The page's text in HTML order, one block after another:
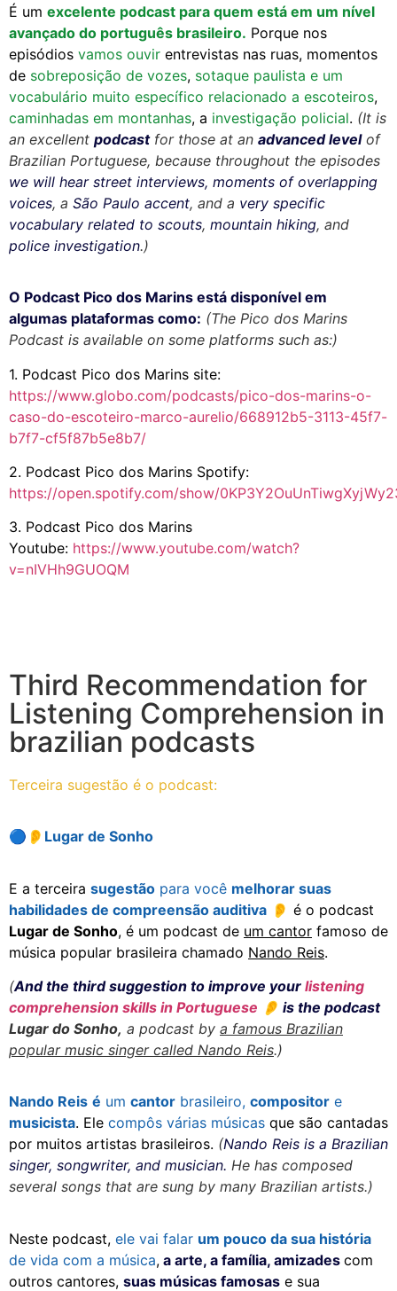
É um excelente podcast para quem está em um nível
avançado do português brasileiro. Porque nos
episódios vamos ouvir entrevistas nas ruas, momentos
de sobreposição de vozes, sotaque paulista e um
vocabulário muito específico relacionado a escoteiros,
caminhadas em montanhas, a investigação policial. (It is
an excellent podcastfor those at an advanced levelof
Brazilian Portuguese, because throughout the episodes
we will hear street interviews, moments of overlapping
voices, a São Paulo accent, and a very specific
vocabulary related to scouts, mountain hiking, and
police investigation.)
O Podcast Pico dos Marins está disponível em
algumas plataformas como: (The Pico dos Marins
Podcast is available on some platforms such as:)
1. Podcast Pico dos Marins site:
https://www.globo.com/podcasts/pico-dos-marins-o-
caso-do-escoteiro-marco-aurelio/668912b5-3113-45f7-
b7f7-cf5f87b5e8b7/
2. Podcast Pico dos Marins Spotify:
https://open.spotify.com/show/
3. Podcast Pico dos Marins
Youtube: https://www.youtube.com/watch?
v=nIVHh9GUOQM
Third Recommendation for
Listening Comprehension in
brazilian podcasts
Terceira sugestão é o podcast:
🔵👂 Lugar de Sonho
E a terceira sugestão para você melhorar suas
habilidades de compreensão auditiva 👂 é o podcast
Lugar de Sonho, é um podcast de um cantor famoso de
música popular brasileira chamado Nando Reis.
(And the third suggestion to improve your listening
comprehension skills in Portuguese 👂 is the podcast
Lugar do Sonho, a podcast by a famous Brazilian
popular music singer called Nando Reis.)
Nando Reis é um cantor brasileiro, compositor e
musicista. Ele compôs várias músicas que são cantadas
por muitos artistas brasileiros. (Nando Reis is a Brazilian
singer, songwriter, and musician. He has composed
several songs that are sung by many Brazilian artists.)
Neste podcast, ele vai falar um pouco da sua história
de vida com a música, a arte, a família, amizades com
outros cantores, suas músicas famosas e sua